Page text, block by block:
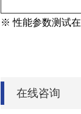
※ 性能参数测试
在线咨询